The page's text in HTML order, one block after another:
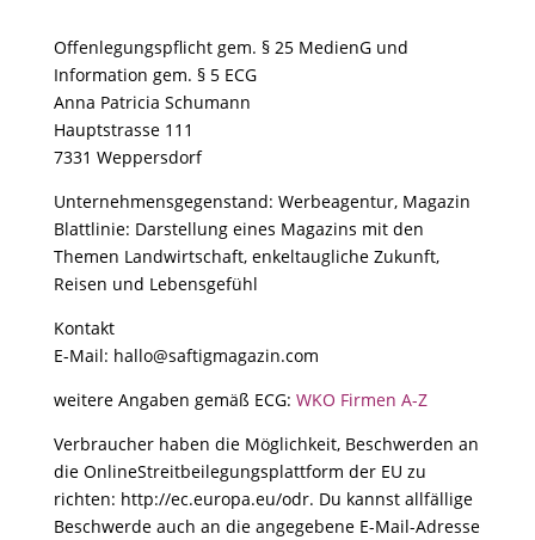
Offenlegungspflicht gem. § 25 MedienG und
Information gem. § 5 ECG
Anna Patricia Schumann
Hauptstrasse 111
7331 Weppersdorf
Unternehmensgegenstand: Werbeagentur, Magazin
Blattlinie: Darstellung eines Magazins mit den
Themen Landwirtschaft, enkeltaugliche Zukunft,
Reisen und Lebensgefühl
Kontakt
E-Mail: hallo@saftigmagazin.com
weitere Angaben gemäß ECG: WKO Firmen A-Z
Verbraucher haben die Möglichkeit, Beschwerden an
die OnlineStreitbeilegungsplattform der EU zu
richten: http://ec.europa.eu/odr. Du kannst allfällige
Beschwerde auch an die angegebene E-Mail-Adresse